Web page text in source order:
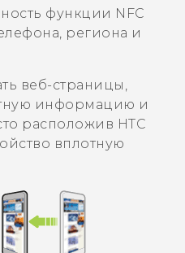
функции NFC
региона и
веб-страницы,
информацию и
расположив HTC
вплотную